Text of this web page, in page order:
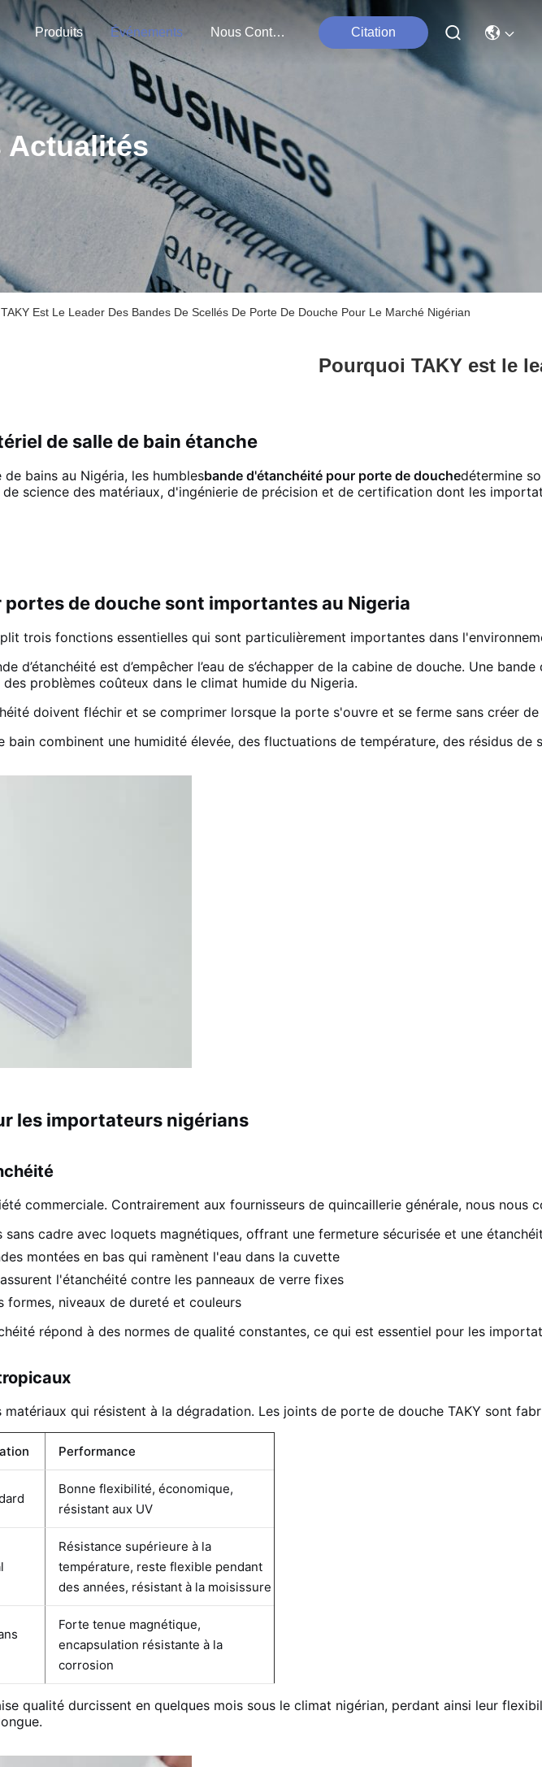
Produits Événements Nous Contacter Citation
Actualités
Est Le Leader Des Bandes De Scellés De Porte De Douche Pour Le Marché Nigérian
Pourquoi TAKY est le
de salle de bain étanche
bains au Nigéria, les humblesbande d'étanchéité pour porte de douchedétermine
science des matériaux, d'ingénierie de précision et de certification dont les
de douche sont importantes au Nigeria
trois fonctions essentielles qui sont particulièrement importantes dans
d’étanchéité est d’empêcher l’eau de s’échapper de la cabine de douche. Une
problèmes coûteux dans le climat humide du Nigeria.
doivent fléchir et se comprimer lorsque la porte s'ouvre et se ferme sans créer
bain combinent une humidité élevée, des fluctuations de température, des résidus
les importateurs nigérians
commerciale. Contrairement aux fournisseurs de quincaillerie générale, nous
sans cadre avec loquets magnétiques, offrant une fermeture sécurisée et une
montées en bas qui ramènent l'eau dans la cuvette
l'étanchéité contre les panneaux de verre fixes
formes, niveaux de dureté et couleurs
répond à des normes de qualité constantes, ce qui est essentiel pour les
qui résistent à la dégradation. Les joints de porte de douche TAKY sont
Performance
Bonne flexibilité, économique,
résistant aux UV
Résistance supérieure à la
température, reste flexible pendant
des années, résistant à la moisissure
Forte tenue magnétique,
encapsulation résistante à la
corrosion
qualité durcissent en quelques mois sous le climat nigérian, perdant ainsi leur